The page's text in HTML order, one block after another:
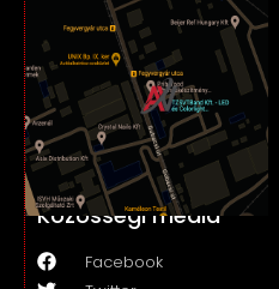
Közösségi média
Facebook